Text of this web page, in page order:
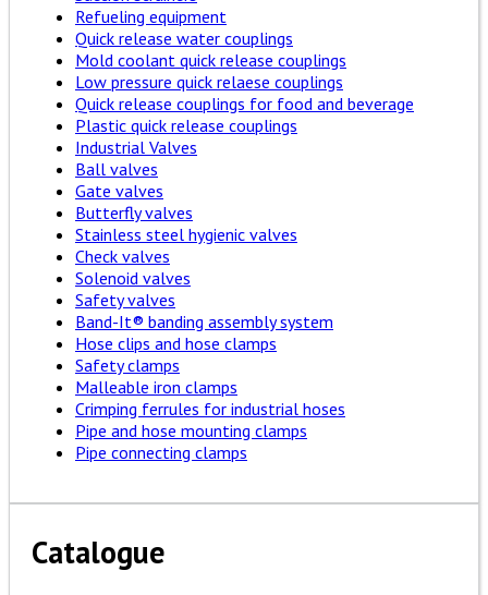
Refueling equipment
Quick release water couplings
Mold coolant quick release couplings
Low pressure quick relaese couplings
Quick release couplings for food and beverage
Plastic quick release couplings
Industrial Valves
Ball valves
Gate valves
Butterfly valves
Stainless steel hygienic valves
Check valves
Solenoid valves
Safety valves
Band-It® banding assembly system
Hose clips and hose clamps
Safety clamps
Malleable iron clamps
Crimping ferrules for industrial hoses
Pipe and hose mounting clamps
Pipe connecting clamps
Catalogue